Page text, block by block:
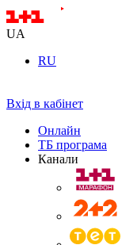
UA
RU
Вхід в кабінет
Онлайн
ТБ програма
Канали